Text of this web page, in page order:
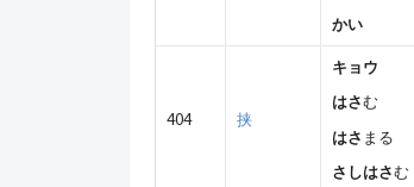
かい
404 挟
キョウ
はさむ
はさ まる
さしはさむ